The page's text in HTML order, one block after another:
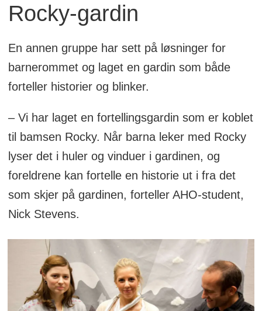
Rocky-gardin
En annen gruppe har sett på løsninger for
barnerommet og laget en gardin som både
forteller historier og blinker.
– Vi har laget en fortellingsgardin som er koblet
til bamsen Rocky. Når barna leker med Rocky
lyser det i huler og vinduer i gardinen, og
foreldrene kan fortelle en historie ut i fra det
som skjer på gardinen, forteller AHO-student,
Nick Stevens.